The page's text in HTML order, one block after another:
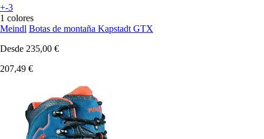
+-3
1 colores
Meindl Botas de montaña Kapstadt GTX
Desde 235,00 €
207,49 €